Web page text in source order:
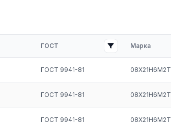
до +1200 °C. Регулируются
Наружный диаметр 6–76
трубы (ГОСТ 11068-
ГОСТ Марка
ГОСТ 9941-81 08Х21Н6М2Т
ГОСТ 9941-81 08Х21Н6М2Т
ГОСТ 9941-81 08Х21Н6М2Т